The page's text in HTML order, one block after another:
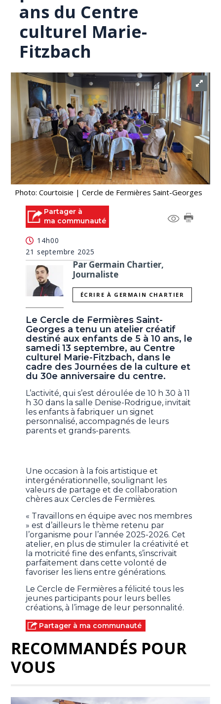
ans du Centre
culturel Marie-
Fitzbach
Photo: Courtoisie | Cercle de Fermières Saint-Georges
Partager à
ma communauté
14h00
21 septembre 2025
Par Germain Chartier,
Journaliste
ÉCRIRE À GERMAIN CHARTIER
Le Cercle de Fermières Saint-
Georges a tenu un atelier créatif
destiné aux enfants de 5 à 10 ans, le
samedi 13 septembre, au Centre
culturel Marie-Fitzbach, dans le
cadre des Journées de la culture et
du 30e anniversaire du centre.
L’activité, qui s’est déroulée de 10 h 30 à 11
h 30 dans la salle Denise-Rodrigue, invitait
les enfants à fabriquer un signet
personnalisé, accompagnés de leurs
parents et grands-parents.
Une occasion à la fois artistique et
intergénérationnelle, soulignant les
valeurs de partage et de collaboration
chères aux Cercles de Fermières.
« Travaillons en équipe avec nos membres
» est d’ailleurs le thème retenu par
l’organisme pour l’année 2025-2026. Cet
atelier, en plus de stimuler la créativité et
la motricité fine des enfants, s’inscrivait
parfaitement dans cette volonté de
favoriser les liens entre générations.
Le Cercle de Fermières a félicité tous les
jeunes participants pour leurs belles
créations, à l’image de leur personnalité.
Partager à ma communauté
RECOMMANDÉS POUR
VOUS